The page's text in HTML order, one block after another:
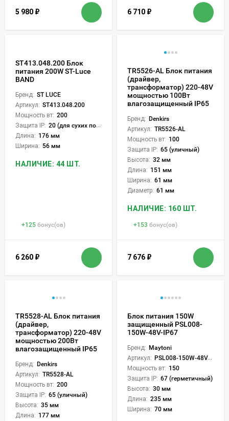
5 980 ₽ 6 710 ₽
ST413.048.200 Блок
питания 200W ST-Luce
BAND
Бренд: ST LUCE
Артикул: ST413.048.200
Мощность вт: 200
Защита IP: 20 (для сухих пом.)
Длина: 176 мм
Ширина: 56 мм
НАЛИЧИЕ: 44 ШТ.
+125 бонус(ов)
6 260 ₽
TR5526-AL Блок питания
(драйвер,
трансформатор) 220-48V
мощностью 100Вт
влагозащищенный IP65
Бренд: Denkirs
Артикул: TR5526-AL
Мощность вт: 100
Защита IP: 65 (уличный)
Высота: 32 мм
Длина: 151 мм
Ширина: 61 мм
Диаметр: 61 мм
НАЛИЧИЕ: 160 ШТ.
+153 бонус(ов)
7 676 ₽
TR5528-AL Блок питания
(драйвер,
трансформатор) 220-48V
мощностью 200Вт
влагозащищенный IP65
Бренд: Denkirs
Артикул: TR5528-AL
Мощность вт: 200
Защита IP: 65 (уличный)
Высота: 35 мм
Длина: 177 мм
Блок питания 150W
защищенный PSL008-
150W-48V-IP67
Бренд: Maytoni
Артикул: PSL008-150W-48V-IP67
Мощность вт: 150
Защита IP: 67 (герметичный)
Высота: 30 мм
Длина: 235 мм
Ширина: 70 мм